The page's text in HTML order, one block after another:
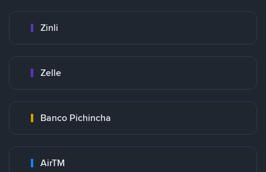
Zinli
Zelle
Banco Pichincha
AirTM